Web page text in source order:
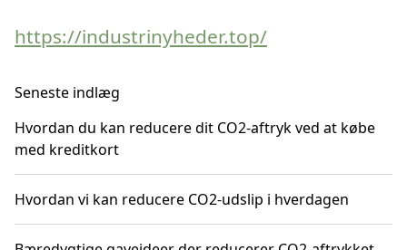
https://industrinyheder.top/
Seneste indlæg
Hvordan du kan reducere dit CO2-aftryk ved at købe
med kreditkort
Hvordan vi kan reducere CO2-udslip i hverdagen